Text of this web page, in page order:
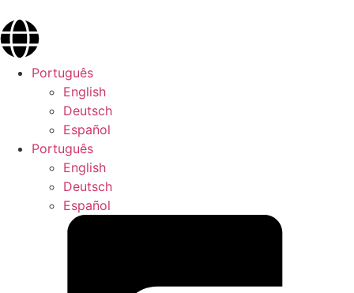
Português
English
Deutsch
Español
Português
English
Deutsch
Español